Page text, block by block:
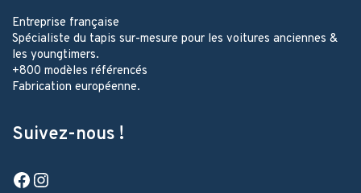
Entreprise française
Spécialiste du tapis sur-mesure pour les voitures anciennes &
les youngtimers.
+800 modèles référencés
Fabrication européenne.
Suivez-nous !
Facebook